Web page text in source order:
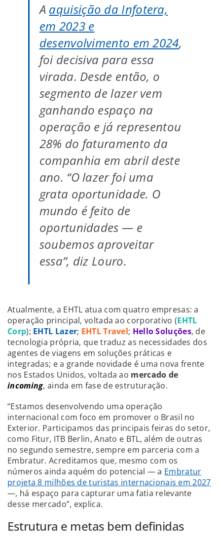
A aquisição da Infotera,
em 2023 e
desenvolvimento em 2024,
foi decisiva para essa
virada. Desde então, o
segmento de lazer vem
ganhando espaço na
operação e já representou
28% do faturamento da
companhia em abril deste
ano. “O lazer foi uma
grata oportunidade. O
mundo é feito de
oportunidades — e
soubemos aproveitar
essa”, diz Louro.
Atualmente, a EHTL atua com quatro empresas: a
operação principal, voltada ao corporativo (EHTL
Corp); EHTL Lazer; EHTL Travel; Hello Soluções, de
tecnologia própria, que traduz as necessidades dos
agentes de viagens em soluções práticas e
integradas; e a grande novidade é uma nova frente
nos Estados Unidos, voltada ao mercado de
incoming, ainda em fase de estruturação.
“Estamos desenvolvendo uma operação
internacional com foco em promover o Brasil no
Exterior. Participamos das principais feiras do setor,
como Fitur, ITB Berlin, Anato e BTL, além de outras
no segundo semestre, sempre em parceria com a
Embratur. Acreditamos que, mesmo com os
números ainda aquém do potencial — a Embratur
projeta 8 milhões de turistas internacionais em 2027
—, há espaço para capturar uma fatia relevante
desse mercado”, explica.
Estrutura e metas bem definidas